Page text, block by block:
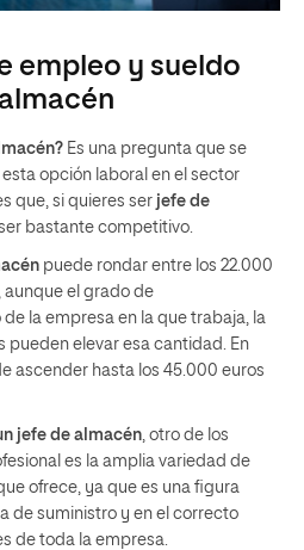
empleo y sueldo
Es una pregunta que se
opción laboral en el sector
que, si quieres ser jefe de
bastante competitivo.
puede rondar entre los 22.000
aunque el grado de
la empresa en la que trabaja, la
pueden elevar esa cantidad. En
ascender hasta los 45.000 euros
jefe de almacén , otro de los
es la amplia variedad de
ofrece, ya que es una figura
de suministro y en el correcto
de toda la empresa.